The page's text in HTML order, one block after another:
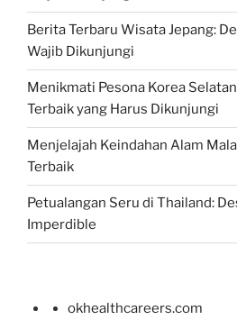
Berita Terbaru Wisata Jepang:
Wajib Dikunjungi
Menikmati Pesona Korea
Terbaik yang Harus Dikunjungi
Menjelajah Keindahan Alam
Terbaik
Petualangan Seru di Thailand:
Imperdible
okhealthcareers.com